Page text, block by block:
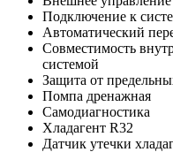
Подключение к
Автоматический
Совместимость
системой
Защита от
Помпа дренажная
Самодиагностика
Хладагент R32
Датчик утечки